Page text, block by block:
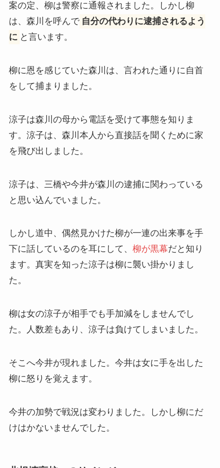
案の定、柳は警察に通報されました。しかし柳
は、森川を呼んで 自分の代わりに逮捕されるよう
に と言います。
柳に恩を感じていた森川は、言われた通りに自首
をして捕まりました。
涼子は森川の母から電話を受けて事態を知りま
す。涼子は、森川本人から直接話を聞くために家
を飛び出しました。
涼子は、三橋や今井が森川の逮捕に関わっている
と思い込んでいました。
しかし道中、偶然見かけた柳が一連の出来事を手
下に話しているのを耳にして、 柳が黒幕だと知り
ます。真実を知った涼子は柳に襲い掛かりまし
た。
柳は女の涼子が相手でも手加減をしませんでし
た。人数差もあり、涼子は負けてしまいました。
そこへ今井が現れました。今井は女に手を出した
柳に怒りを覚えます。
今井の加勢で戦況は変わりました。しかし柳にだ
けはかないませんでした。